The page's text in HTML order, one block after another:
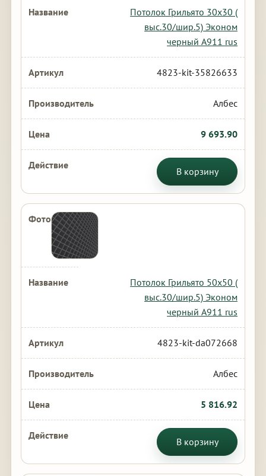
Потолок Грильято 30х30 (
выс.30/шир.5) Эконом
черный А911 rus
4823-kit-35826633
Албес
9 693.90
В корзину
Потолок Грильято 50х50 (
выс.30/шир.5) Эконом
черный А911 rus
4823-kit-da072668
Албес
5 816.92
В корзину